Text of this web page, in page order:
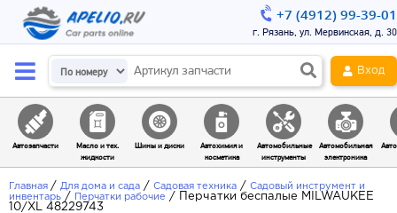
Вход
Автозапчасти
Масло и тех.
жидкости
Шины и диски
Автохимия и
косметика
Автомобильные
инструменты
Автомобильная
электроника
Главная / Для дома и сада / Садовая техника / Садовый инструмент и
инвентарь / Перчатки рабочие /
Перчатки беспалые MILWAUKEE
10/XL 48229743
+7 (4912) 99-39-01
г. Рязань, ул. Мервинская, д. 30